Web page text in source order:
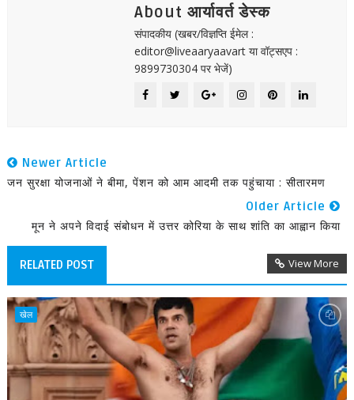
About आर्यावर्त डेस्क
संपादकीय (खबर/विज्ञप्ति ईमेल :
editor@liveaaryaavart या वॉट्सएप :
9899730304 पर भेजें)
Newer Article
जन सुरक्षा योजनाओं ने बीमा, पेंशन को आम आदमी तक पहुंचाया : सीतारमण
Older Article
मून ने अपने विदाई संबोधन में उत्तर कोरिया के साथ शांति का आह्वान किया
RELATED POST View More
खेल